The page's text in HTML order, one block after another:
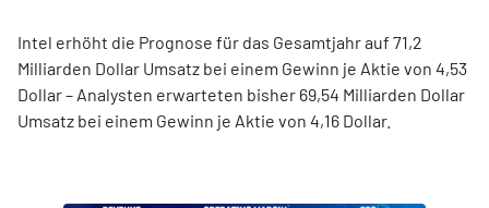
Intel erhöht die Prognose für das Gesamtjahr auf 71,2
Milliarden Dollar Umsatz bei einem Gewinn je Aktie von 4,53
Dollar – Analysten erwarteten bisher 69,54 Milliarden Dollar
Umsatz bei einem Gewinn je Aktie von 4,16 Dollar.